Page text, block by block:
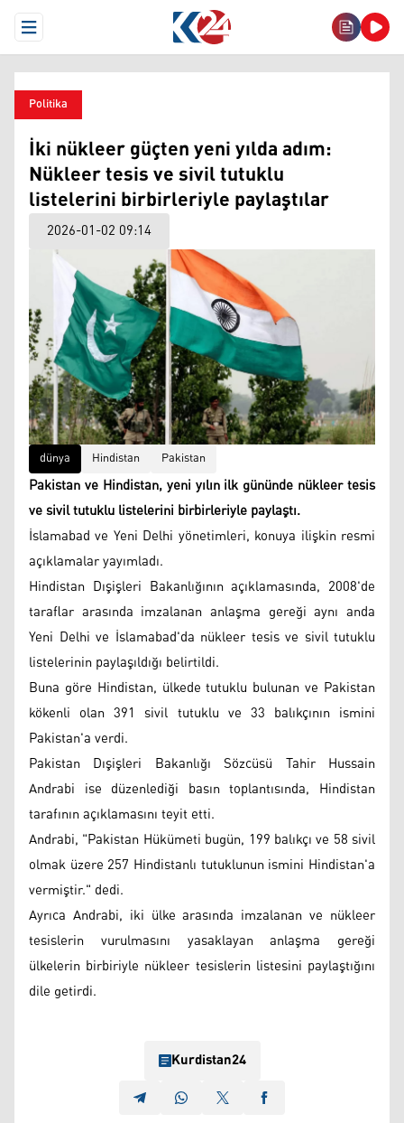
Open Menu
Politika
İki nükleer güçten yeni yılda adım:
Nükleer tesis ve sivil tutuklu
listelerini birbirleriyle paylaştılar
2026-01-02 09:14
dünya Hindistan Pakistan
Pakistan ve Hindistan, yeni yılın ilk gününde nükleer tesis
ve sivil tutuklu listelerini birbirleriyle paylaştı.
İslamabad ve Yeni Delhi yönetimleri, konuya ilişkin resmi
açıklamalar yayımladı.
Hindistan Dışişleri Bakanlığının açıklamasında, 2008'de
taraflar arasında imzalanan anlaşma gereği aynı anda
Yeni Delhi ve İslamabad'da nükleer tesis ve sivil tutuklu
listelerinin paylaşıldığı belirtildi.
Buna göre Hindistan, ülkede tutuklu bulunan ve Pakistan
kökenli olan 391 sivil tutuklu ve 33 balıkçının ismini
Pakistan'a verdi.
Pakistan Dışişleri Bakanlığı Sözcüsü Tahir Hussain
Andrabi ise düzenlediği basın toplantısında, Hindistan
tarafının açıklamasını teyit etti.
Andrabi, "Pakistan Hükümeti bugün, 199 balıkçı ve 58 sivil
olmak üzere 257 Hindistanlı tutuklunun ismini Hindistan'a
vermiştir." dedi.
Ayrıca Andrabi, iki ülke arasında imzalanan ve nükleer
tesislerin vurulmasını yasaklayan anlaşma gereği
ülkelerin birbiriyle nükleer tesislerin listesini paylaştığını
dile getirdi.
Kurdistan24